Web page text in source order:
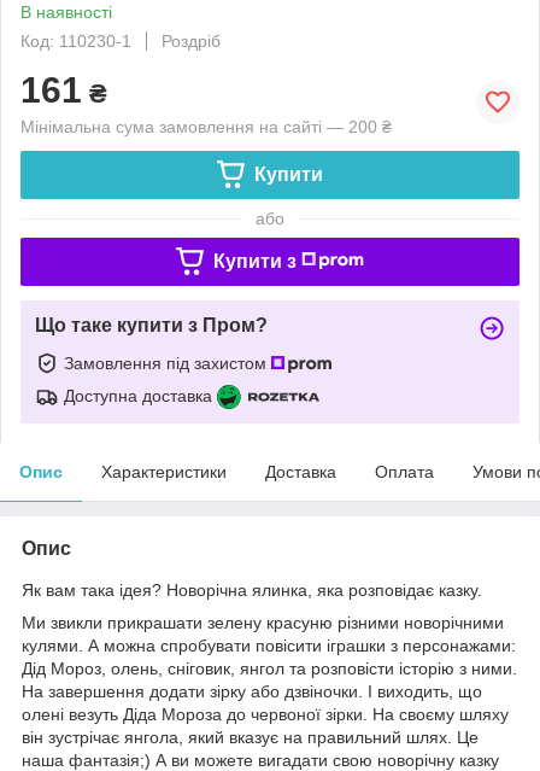
В наявності
Код: 110230-1
Роздріб
161 ₴
Мінімальна сума замовлення на сайті — 200 ₴
Купити
або
Купити з
Що таке купити з Пром?
Замовлення під захистом
Доступна доставка
Опис Характеристики Доставка Оплата Умови
Опис
Як вам така ідея? Новорічна ялинка, яка розповідає казку.
Ми звикли прикрашати зелену красуню різними новорічними
кулями. А можна спробувати повісити іграшки з персонажами:
Дід Мороз, олень, сніговик, янгол та розповісти історію з ними.
На завершення додати зірку або дзвіночки. І виходить, що
олені везуть Діда Мороза до червоної зірки. На своєму шляху
він зустрічає янгола, який вказує на правильний шлях. Це
наша фантазія;) А ви можете вигадати свою новорічну казку